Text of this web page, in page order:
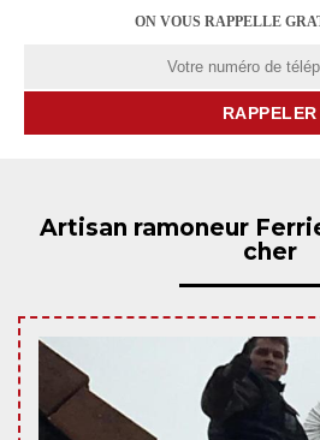
ON VOUS RAPPELLE
Artisan ramoneur
cher